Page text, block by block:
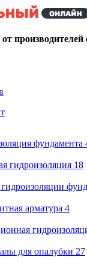
фундамента
гидроизоляция 18
арматура 4
для опалубки 27